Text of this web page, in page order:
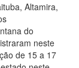
Altamira,
do
neste
de 15 a 17